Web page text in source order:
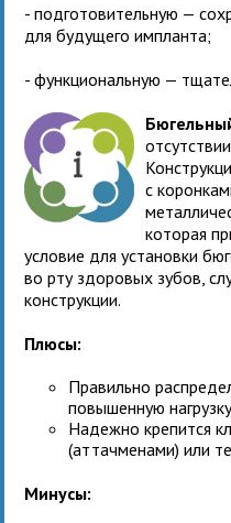
- подготовительную —
для будущего импланта;
- функциональную —
с
которая
условие для установки
во рту здоровых зубов,
конструкции.
Плюсы:
Правильно
повышенную
Надежно крепится
(аттачменами) или
Минусы: